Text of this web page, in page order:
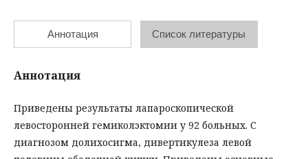
Аннотация Список литературы
Аннотация
Приведены результаты лапароскопической
левосторонней гемиколэктомии у 92 больных. С
диагнозом долихосигма, дивертикулеза левой